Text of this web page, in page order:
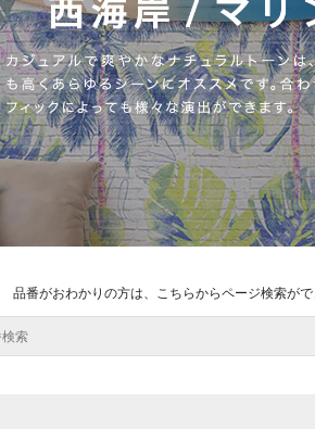
品番がおわかりの方は、こちらからページ検索が